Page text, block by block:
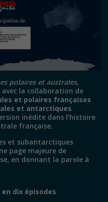
polaires et australes,
avec la collaboration de
et polaires françaises
et antarctiques
inédite dans l’histoire
française.
et subantarctiques
page majeure de
en donnant la parole à
dix épisodes